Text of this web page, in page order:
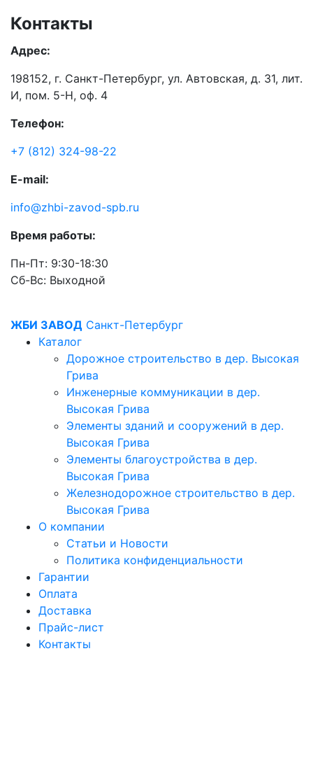
Контакты
Адрес:
198152, г. Санкт-Петербург, ул. Автовская, д. 31, лит.
И, пом. 5-Н, оф. 4
Телефон:
+7 (812) 324-98-22
E-mail:
info@zhbi-zavod-spb.ru
Время работы:
Пн-Пт: 9:30-18:30
Cб-Вс: Выходной
ЖБИ ЗАВОД Санкт-Петербург
Каталог
Дорожное строительство в дер. Высокая
Грива
Инженерные коммуникации в дер.
Высокая Грива
Элементы зданий и сооружений в дер.
Высокая Грива
Элементы благоустройства в дер.
Высокая Грива
Железнодорожное строительство в дер.
Высокая Грива
О компании
Статьи и Новости
Политика конфиденциальности
Гарантии
Оплата
Доставка
Прайс-лист
Контакты